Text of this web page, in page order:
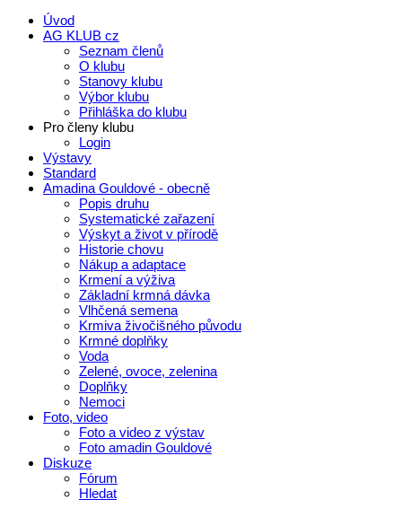
Úvod
AG KLUB cz
Seznam členů
O klubu
Stanovy klubu
Výbor klubu
Přihláška do klubu
Pro členy klubu
Login
Výstavy
Standard
Amadina Gouldové - obecně
Popis druhu
Systematické zařazení
Výskyt a život v přírodě
Historie chovu
Nákup a adaptace
Krmení a výživa
Základní krmná dávka
Vlhčená semena
Krmiva živočišného původu
Krmné doplňky
Voda
Zelené, ovoce, zelenina
Doplňky
Nemoci
Foto, video
Foto a video z výstav
Foto amadin Gouldové
Diskuze
Fórum
Hledat